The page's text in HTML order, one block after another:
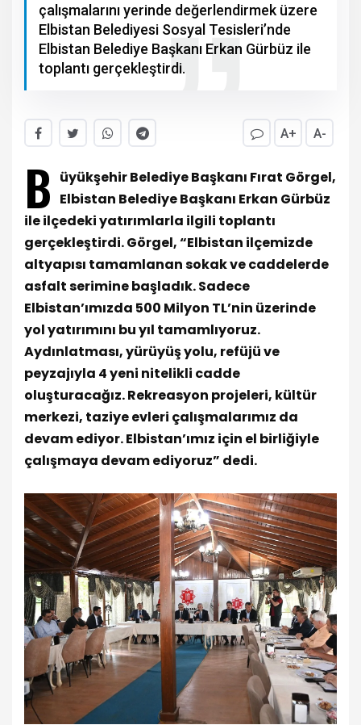
çalışmalarını yerinde değerlendirmek üzere
Elbistan Belediyesi Sosyal Tesisleri’nde
Elbistan Belediye Başkanı Erkan Gürbüz ile
toplantı gerçekleştirdi.
A+ A-
B üyükşehir Belediye Başkanı Fırat Görgel,
Elbistan Belediye Başkanı Erkan Gürbüz
ile ilçedeki yatırımlarla ilgili toplantı
gerçekleştirdi. Görgel, “Elbistan ilçemizde
altyapısı tamamlanan sokak ve caddelerde
asfalt serimine başladık. Sadece
Elbistan’ımızda 500 Milyon TL’nin üzerinde
yol yatırımını bu yıl tamamlıyoruz.
Aydınlatması, yürüyüş yolu, refüjü ve
peyzajıyla 4 yeni nitelikli cadde
oluşturacağız. Rekreasyon projeleri, kültür
merkezi, taziye evleri çalışmalarımız da
devam ediyor. Elbistan’ımız için el birliğiyle
çalışmaya devam ediyoruz” dedi.